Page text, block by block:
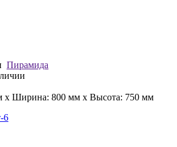
Пирамида
x Ширина: 800 мм x Высота: 750 мм